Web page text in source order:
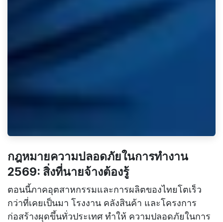
กฎหมายความปลอดภัยในการทำงาน
2569: สิ่งที่นายจ้างต้องรู้
ตอนนี้ภาคอุตสาหกรรมและการผลิตของไทยโตเร็ว
กว่าที่เคยเป็นมา โรงงาน คลังสินค้า และโครงการ
ก่อสร้างผุดขึ้นทั่วประเทศ ทำให้ ความปลอดภัยในการ